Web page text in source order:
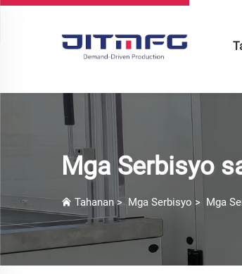
Mga Serbisyo
Tahanan> Mga Serbisyo > Mga